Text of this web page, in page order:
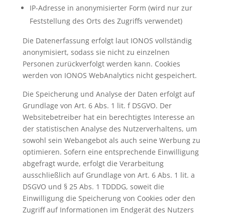
IP-Adresse in anonymisierter Form (wird nur zur
Feststellung des Orts des Zugriffs verwendet)
Die Datenerfassung erfolgt laut IONOS vollständig
anonymisiert, sodass sie nicht zu einzelnen
Personen zurückverfolgt werden kann. Cookies
werden von IONOS WebAnalytics nicht gespeichert.
Die Speicherung und Analyse der Daten erfolgt auf
Grundlage von Art. 6 Abs. 1 lit. f DSGVO. Der
Websitebetreiber hat ein berechtigtes Interesse an
der statistischen Analyse des Nutzerverhaltens, um
sowohl sein Webangebot als auch seine Werbung zu
optimieren. Sofern eine entsprechende Einwilligung
abgefragt wurde, erfolgt die Verarbeitung
ausschließlich auf Grundlage von Art. 6 Abs. 1 lit. a
DSGVO und § 25 Abs. 1 TDDDG, soweit die
Einwilligung die Speicherung von Cookies oder den
Zugriff auf Informationen im Endgerät des Nutzers